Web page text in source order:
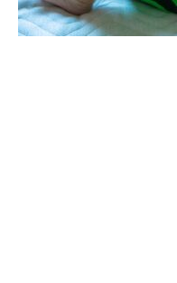
季節の行事やお出かけ